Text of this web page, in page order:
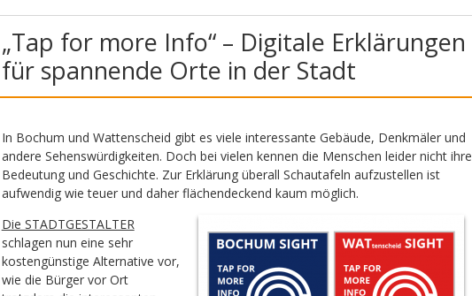
„Tap for more Info“ – Digitale Erklärungen
für spannende Orte in der Stadt
In Bochum und Wattenscheid gibt es viele interessante Gebäude, Denkmäler und
andere Sehenswürdigkeiten. Doch bei vielen kennen die Menschen leider nicht ihre
Bedeutung und Geschichte. Zur Erklärung überall Schautafeln aufzustellen ist
aufwendig wie teuer und daher flächendeckend kaum möglich.
Die STADTGESTALTER
schlagen nun eine sehr
kostengünstige Alternative vor,
wie die Bürger vor Ort